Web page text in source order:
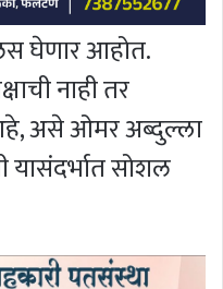
घेणार आहोत.
नाही तर
असे ओमर अब्दुल्ला
यासंदर्भात सोशल